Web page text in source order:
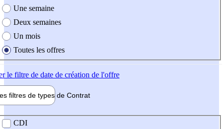
Une semaine
Deux semaines
Un mois
Toutes les offres
le filtre de date de création de l'offre
filtres de types de Contrat
contrat
CDI